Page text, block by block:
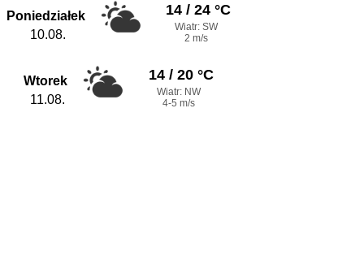
Poniedziałek
10.08.
14 / 24 °C
Wiatr: SW
2 m/s
Wtorek
11.08.
14 / 20 °C
Wiatr: NW
4-5 m/s